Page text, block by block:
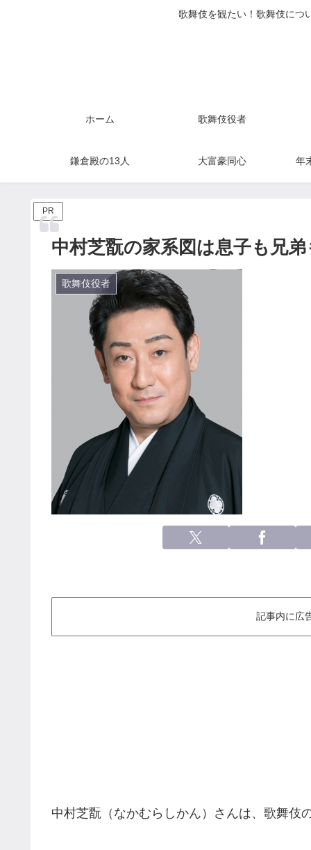
歌舞伎を観たい！歌舞伎につ
ホーム 歌舞伎役者
鎌倉殿の13人 大富豪同心 年
PR
中村芝翫の家系図は息子も兄
歌舞伎役者
記事内に広
中村芝翫（なかむらしかん）さんは、歌舞伎